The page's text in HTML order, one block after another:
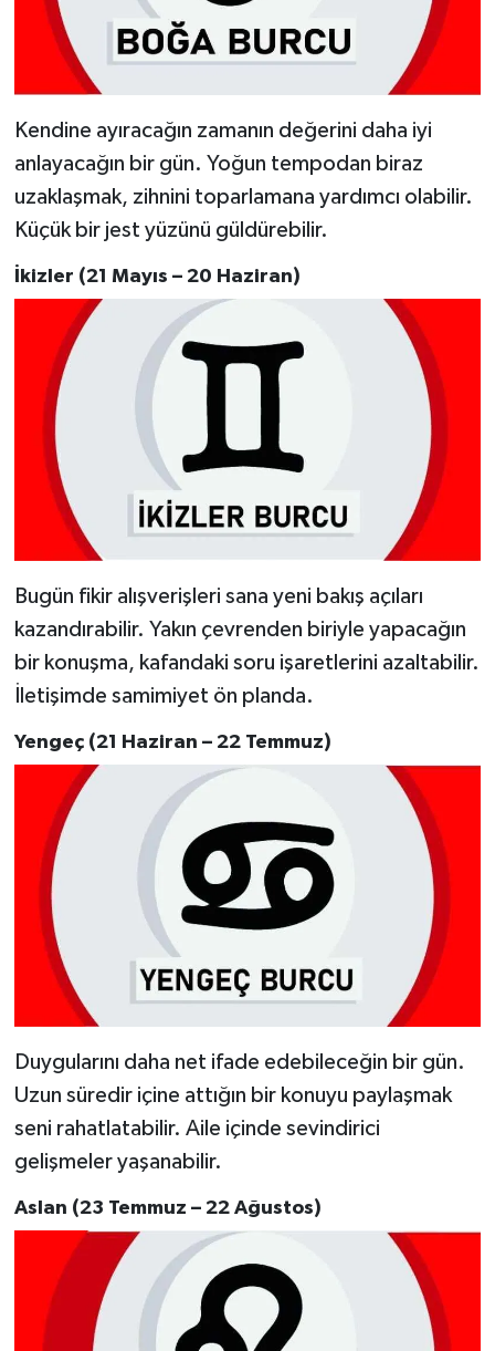
Kendine ayıracağın zamanın değerini daha iyi
anlayacağın bir gün. Yoğun tempodan biraz
uzaklaşmak, zihnini toparlamana yardımcı olabilir.
Küçük bir jest yüzünü güldürebilir.
İkizler (21 Mayıs – 20 Haziran)
Bugün fikir alışverişleri sana yeni bakış açıları
kazandırabilir. Yakın çevrenden biriyle yapacağın
bir konuşma, kafandaki soru işaretlerini azaltabilir.
İletişimde samimiyet ön planda.
Yengeç (21 Haziran – 22 Temmuz)
Duygularını daha net ifade edebileceğin bir gün.
Uzun süredir içine attığın bir konuyu paylaşmak
seni rahatlatabilir. Aile içinde sevindirici
gelişmeler yaşanabilir.
Aslan (23 Temmuz – 22 Ağustos)